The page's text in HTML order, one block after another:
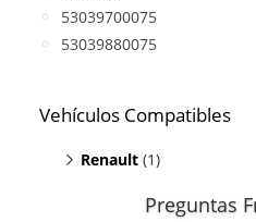
53039700075
53039880075
Vehículos Compatibles
Renault (1)
Preguntas